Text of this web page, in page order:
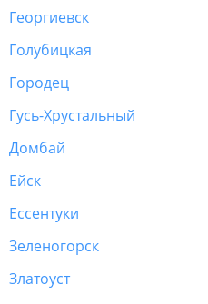
Георгиевск
Голубицкая
Городец
Гусь-Хрустальный
Домбай
Ейск
Ессентуки
Зеленогорск
Златоуст